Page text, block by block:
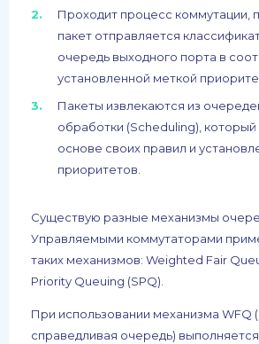
Проходит процесс коммутации,
пакет отправляется
очередь выходного порта в
установленной меткой
Пакеты извлекаются из
обработки (Scheduling), который
основе своих правил и
приоритетов.
Существую разные механизмы
Управляемыми коммутаторами
таких механизмов: Weighted Fair
Priority Queuing (SPQ).
При использовании механизма WFQ
справедливая очередь)